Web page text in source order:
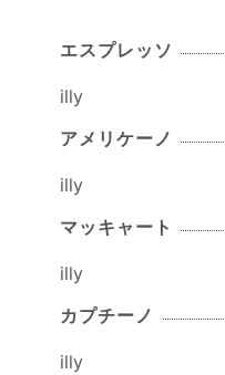
エスプレッソ
illy
アメリケーノ
illy
マッキャート
illy
カプチーノ
illy